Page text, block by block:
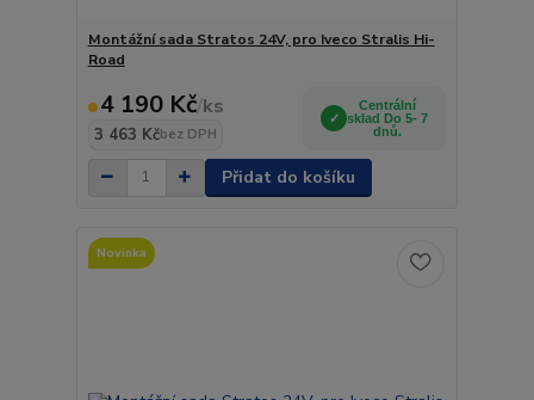
Montážní sada Stratos 24V, pro Iveco Stralis Hi-
Road
4 190 Kč/ks
3 463 Kčbez DPH
Centrální
sklad Do 5- 7
dnů.
Přidat do košíku
Novinka